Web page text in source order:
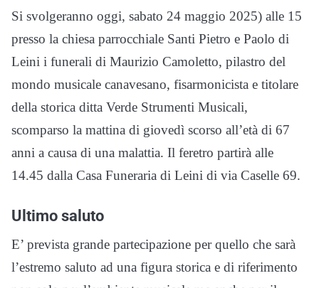
Si svolgeranno oggi, sabato 24 maggio 2025) alle 15
presso la chiesa parrocchiale Santi Pietro e Paolo di
Leini i funerali di Maurizio Camoletto, pilastro del
mondo musicale canavesano, fisarmonicista e titolare
della storica ditta Verde Strumenti Musicali,
scomparso la mattina di giovedì scorso all’età di 67
anni a causa di una malattia. Il feretro partirà alle
14.45 dalla Casa Funeraria di Leini di via Caselle 69.
Ultimo saluto
E’ prevista grande partecipazione per quello che sarà
l’estremo saluto ad una figura storica e di riferimento